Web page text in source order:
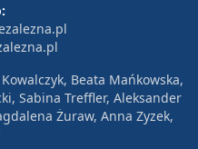
Beata Mańkowska,
Sabina Treffler, Aleksander
Żuraw, Anna Zyzek,